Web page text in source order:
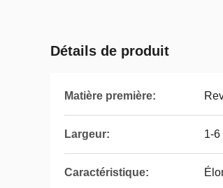
Détails de produit
Matière première:
Largeur: 1-6
Caractéristique: